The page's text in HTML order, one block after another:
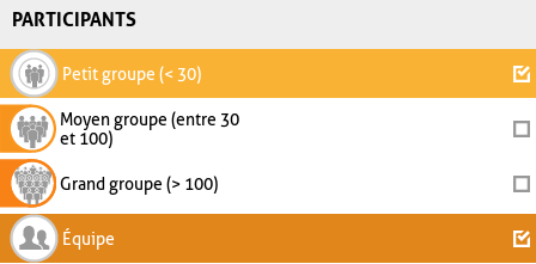
PARTICIPANTS
Petit groupe (< 30)
Moyen groupe (entre 30
et 100)
Grand groupe (> 100)
Équipe